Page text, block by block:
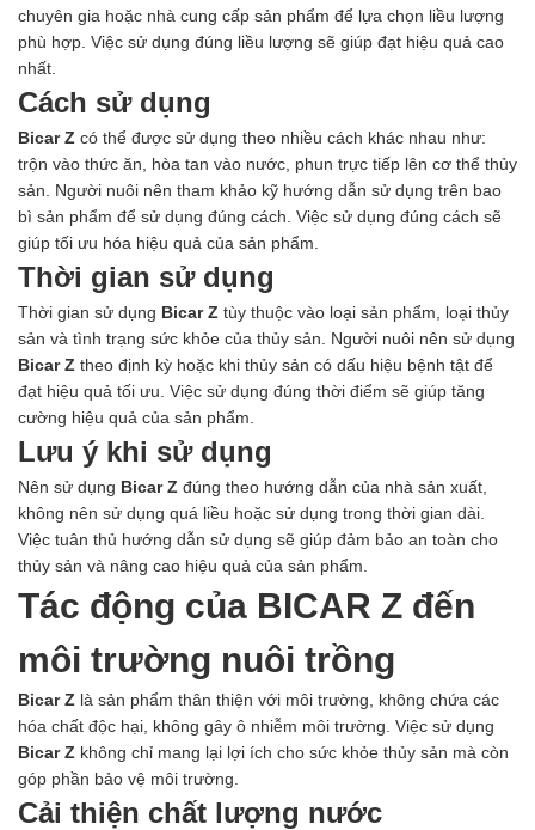
chuyên gia hoặc nhà cung cấp sản phẩm để lựa chọn liều lượng
phù hợp. Việc sử dụng đúng liều lượng sẽ giúp đạt hiệu quả cao
nhất.
Cách sử dụng
Bicar Z có thể được sử dụng theo nhiều cách khác nhau như:
trộn vào thức ăn, hòa tan vào nước, phun trực tiếp lên cơ thể thủy
sản. Người nuôi nên tham khảo kỹ hướng dẫn sử dụng trên bao
bì sản phẩm để sử dụng đúng cách. Việc sử dụng đúng cách sẽ
giúp tối ưu hóa hiệu quả của sản phẩm.
Thời gian sử dụng
Thời gian sử dụng Bicar Z tùy thuộc vào loại sản phẩm, loại thủy
sản và tình trạng sức khỏe của thủy sản. Người nuôi nên sử dụng
Bicar Z theo định kỳ hoặc khi thủy sản có dấu hiệu bệnh tật để
đạt hiệu quả tối ưu. Việc sử dụng đúng thời điểm sẽ giúp tăng
cường hiệu quả của sản phẩm.
Lưu ý khi sử dụng
Nên sử dụng Bicar Z đúng theo hướng dẫn của nhà sản xuất,
không nên sử dụng quá liều hoặc sử dụng trong thời gian dài.
Việc tuân thủ hướng dẫn sử dụng sẽ giúp đảm bảo an toàn cho
thủy sản và nâng cao hiệu quả của sản phẩm.
Tác động của BICAR Z đến
môi trường nuôi trồng
Bicar Z là sản phẩm thân thiện với môi trường, không chứa các
hóa chất độc hại, không gây ô nhiễm môi trường. Việc sử dụng
Bicar Z không chỉ mang lại lợi ích cho sức khỏe thủy sản mà còn
góp phần bảo vệ môi trường.
Cải thiện chất lượng nước